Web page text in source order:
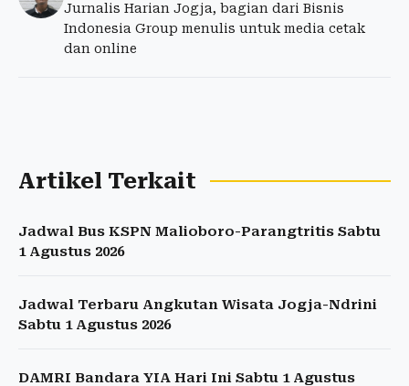
Jurnalis Harian Jogja, bagian dari Bisnis
Indonesia Group menulis untuk media cetak
dan online
Artikel Terkait
Jadwal Bus KSPN Malioboro-Parangtritis Sabtu
1 Agustus 2026
Jadwal Terbaru Angkutan Wisata Jogja-Ndrini
Sabtu 1 Agustus 2026
DAMRI Bandara YIA Hari Ini Sabtu 1 Agustus